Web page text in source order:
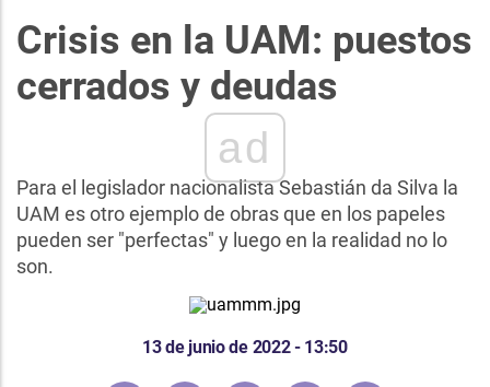
Crisis en la UAM: puestos
cerrados y deudas
ad
Para el legislador nacionalista Sebastián da Silva la
UAM es otro ejemplo de obras que en los papeles
pueden ser "perfectas" y luego en la realidad no lo
son.
13 de junio de 2022 - 13:50